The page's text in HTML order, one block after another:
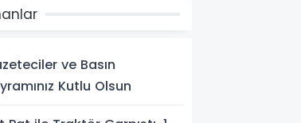
ve Basın
Kutlu Olsun